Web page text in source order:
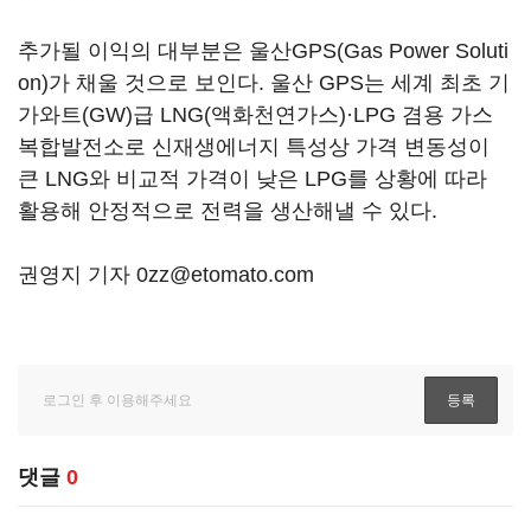
추가될 이익의 대부분은 울산GPS(Gas Power Soluti
on)가 채울 것으로 보인다. 울산 GPS는 세계 최초 기
가와트(GW)급 LNG(액화천연가스)·LPG 겸용 가스
복합발전소로 신재생에너지 특성상 가격 변동성이
큰 LNG와 비교적 가격이 낮은 LPG를 상황에 따라
활용해 안정적으로 전력을 생산해낼 수 있다.
권영지 기자 0zz@etomato.com
댓글 0